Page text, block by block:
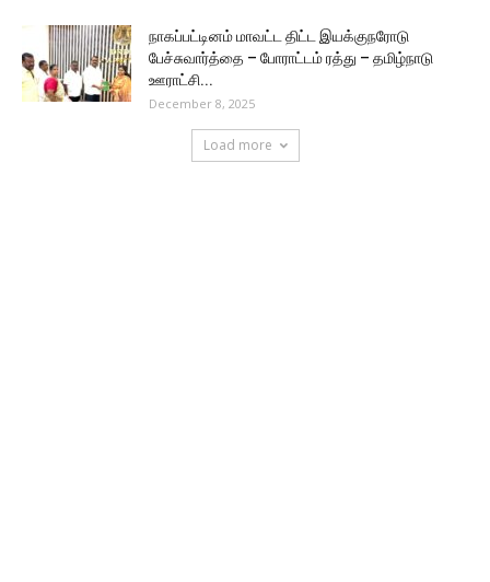
நாகப்பட்டினம் மாவட்ட திட்ட இயக்குநரோடு
பேச்சுவார்த்தை – போராட்டம் ரத்து – தமிழ்நாடு
ஊராட்சி...
December 8, 2025
Load more